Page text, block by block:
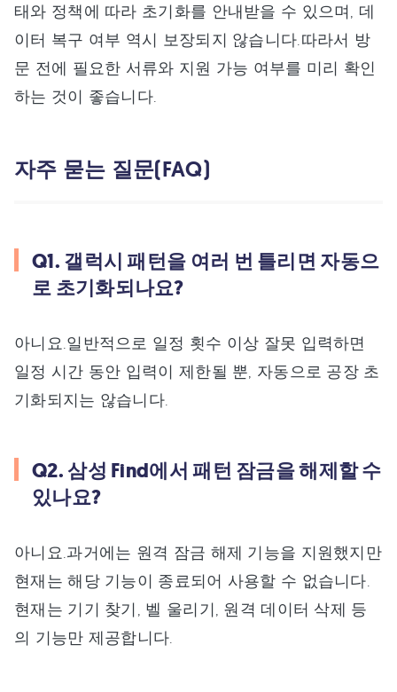
태와 정책에 따라 초기화를 안내받을 수 있으며, 데
이터 복구 여부 역시 보장되지 않습니다.따라서 방
문 전에 필요한 서류와 지원 가능 여부를 미리 확인
하는 것이 좋습니다.
자주 묻는 질문(FAQ)
Q1. 갤럭시 패턴을 여러 번 틀리면 자동으
로 초기화되나요?
아니요.일반적으로 일정 횟수 이상 잘못 입력하면
일정 시간 동안 입력이 제한될 뿐, 자동으로 공장 초
기화되지는 않습니다.
Q2. 삼성 Find에서 패턴 잠금을 해제할 수
있나요?
아니요.과거에는 원격 잠금 해제 기능을 지원했지만
현재는 해당 기능이 종료되어 사용할 수 없습니다.
현재는 기기 찾기, 벨 울리기, 원격 데이터 삭제 등
의 기능만 제공합니다.